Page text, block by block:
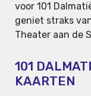
voor 101
geniet straks
Theater aan de
101
KAARTEN